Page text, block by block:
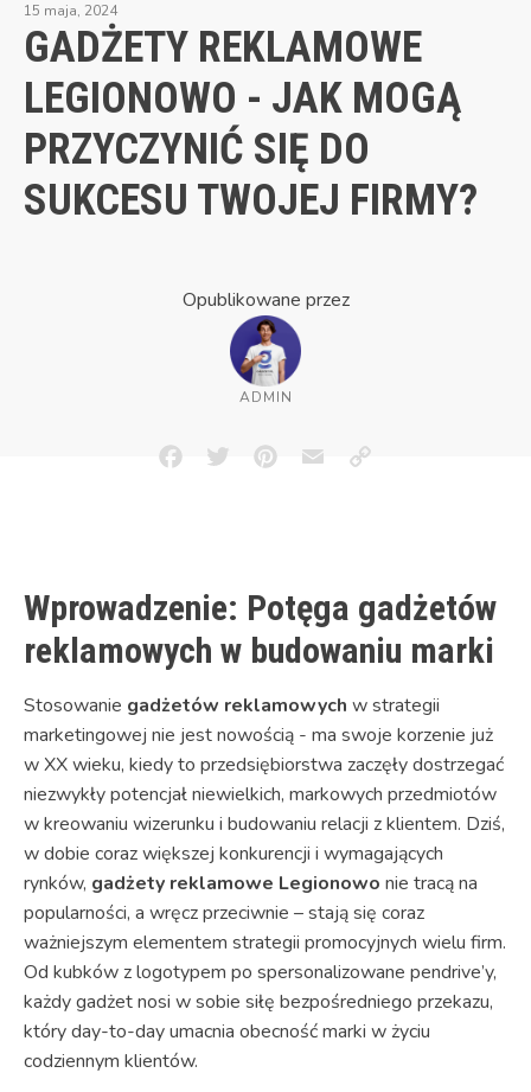
15 maja, 2024
GADŻETY REKLAMOWE
LEGIONOWO - JAK MOGĄ
PRZYCZYNIĆ SIĘ DO
SUKCESU TWOJEJ FIRMY?
Opublikowane przez
ADMIN
FacebookTwitterPinterestEmailCopy
Wprowadzenie: Potęga gadżetów
reklamowych w budowaniu marki
Stosowanie gadżetów reklamowych w strategii
marketingowej nie jest nowością - ma swoje korzenie już
w XX wieku, kiedy to przedsiębiorstwa zaczęły dostrzegać
niezwykły potencjał niewielkich, markowych przedmiotów
w kreowaniu wizerunku i budowaniu relacji z klientem. Dziś,
w dobie coraz większej konkurencji i wymagających
rynków, gadżety reklamowe Legionowo nie tracą na
popularności, a wręcz przeciwnie – stają się coraz
ważniejszym elementem strategii promocyjnych wielu firm.
Od kubków z logotypem po spersonalizowane pendrive’y,
każdy gadżet nosi w sobie siłę bezpośredniego przekazu,
który day-to-day umacnia obecność marki w życiu
codziennym klientów.